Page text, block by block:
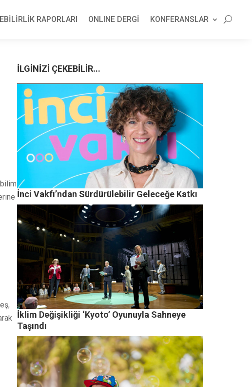
RAPORLARI ONLINE DERGİ KONFERANSLAR
İLGİNİZİ ÇEKEBİLİR...
İnci Vakfı’ndan Sürdürülebilir Geleceğe Katkı
İklim Değişikliği ‘Kyoto’ Oyunuyla Sahneye
Taşındı